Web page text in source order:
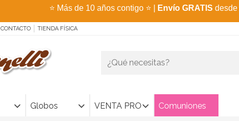
⭐ Más de 10 años contigo ⭐ Envío GRATIS desde
CONTACTO TIENDA FÍSICA
Globos VENTA PRO Comuniones